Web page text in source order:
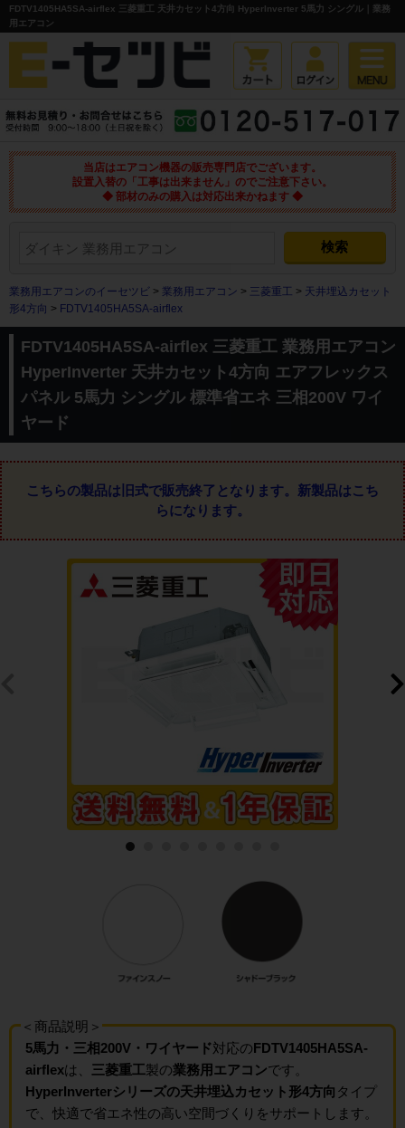
FDTV1405HA5SA-airflex 三菱重工 天井カセット4方向 HyperInverter 5馬力 シングル｜業務
用エアコン
当店はエアコン機器の販売専門店でございます。
設置入替の「工事は出来ません」のでご注意下さい。
◆ 部材のみの購入は対応出来かねます ◆
業務用エアコンのイーセツビ > 業務用エアコン > 三菱重工 > 天井埋込カセット
形4方向 > FDTV1405HA5SA-airflex
FDTV1405HA5SA-airflex 三菱重工 業務用エアコン
HyperInverter 天井カセット4方向 エアフレックス
パネル 5馬力 シングル 標準省エネ 三相200V ワイ
ヤード
こちらの製品は旧式で販売終了となります。 新製品はこち
らになります。
＜商品説明＞
5馬力・三相200V・ワイヤード対応のFDTV1405HA5SA-
airflexは、 三菱重工製の業務用エアコンです。
HyperInverterシリーズの天井埋込カセット形4方向 タイプ
で、快適で省エネ性の高い空間づくりをサポートします。